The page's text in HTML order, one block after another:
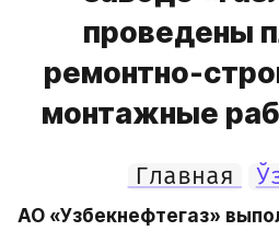
проведены
ремонтно-
монтажные
Главная
АО «Узбекнефтегаз»